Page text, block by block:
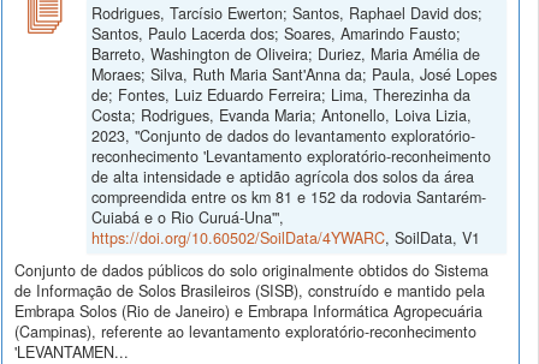
Rodrigues, Tarcísio Ewerton; Santos, Raphael David dos;
Santos, Paulo Lacerda dos; Soares, Amarindo Fausto;
Barreto, Washington de Oliveira; Duriez, Maria Amélia de
Moraes; Silva, Ruth Maria Sant'Anna da; Paula, José Lopes
de; Fontes, Luiz Eduardo Ferreira; Lima, Therezinha da
Costa; Rodrigues, Evanda Maria; Antonello, Loiva Lizia,
2023, "Conjunto de dados do levantamento exploratório-
reconhecimento 'Levantamento exploratório-reconheimento
de alta intensidade e aptidão agrícola dos solos da área
compreendida entre os km 81 e 152 da rodovia Santarém-
Cuiabá e o Rio Curuá-Una'",
https://doi.org/10.60502/SoilData/4YWARC, SoilData, V1
Conjunto de dados públicos do solo originalmente obtidos do Sistema
de Informação de Solos Brasileiros (SISB), construído e mantido pela
Embrapa Solos (Rio de Janeiro) e Embrapa Informática Agropecuária
(Campinas), referente ao levantamento exploratório-reconhecimento
'LEVANTAMEN...